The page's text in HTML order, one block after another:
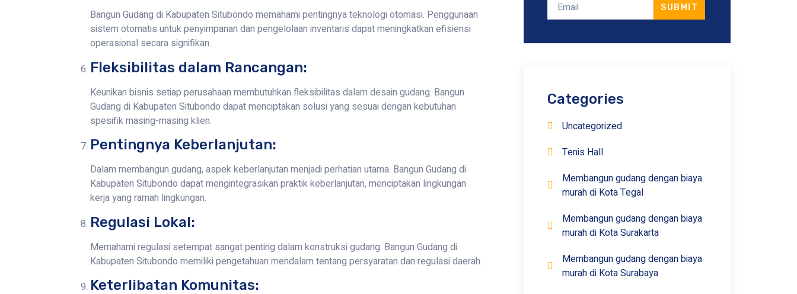
Bangun Gudang di Kabupaten Situbondo memahami pentingnya teknologi otomasi. Penggunaan
sistem otomatis untuk penyimpanan dan pengelolaan inventaris dapat meningkatkan efisiensi
operasional secara signifikan.
Fleksibilitas dalam Rancangan:
Keunikan bisnis setiap perusahaan membutuhkan fleksibilitas dalam desain gudang. Bangun
Gudang di Kabupaten Situbondo dapat menciptakan solusi yang sesuai dengan kebutuhan
spesifik masing-masing klien.
Pentingnya Keberlanjutan:
Dalam membangun gudang, aspek keberlanjutan menjadi perhatian utama. Bangun Gudang di
Kabupaten Situbondo dapat mengintegrasikan praktik keberlanjutan, menciptakan lingkungan
kerja yang ramah lingkungan.
Regulasi Lokal:
Memahami regulasi setempat sangat penting dalam konstruksi gudang. Bangun Gudang di
Kabupaten Situbondo memiliki pengetahuan mendalam tentang persyaratan dan regulasi daerah.
Keterlibatan Komunitas:
SUBMIT
Categories
Uncategorized
Tenis Hall
Membangun gudang dengan biaya
murah di Kota Tegal
Membangun gudang dengan biaya
murah di Kota Surakarta
Membangun gudang dengan biaya
murah di Kota Surabaya